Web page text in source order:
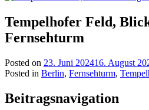
Tempelhofer Feld,
Fernsehturm
Posted on 23. Juni 202416. August
Posted in Berlin, Fernsehturm,
Beitragsnavigation